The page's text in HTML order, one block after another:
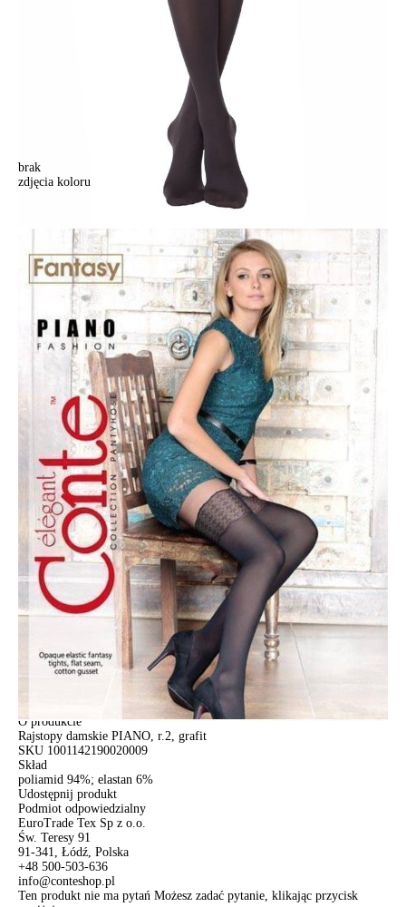
brak
zdjęcia koloru
Rajstopy damskie FANTASY PIANO, r. 2, grafit
Rajstopy damskie FANTASY PIANO, r. 2, grafit
BRAK
ZDJĘCIA
BRAK
Tabela rozmiarów
+
DODAJ DO KOSZYKA
Jak złożyć zamówienie
POWIADOM MNIE O DOSTĘPNOŚCI
ПОЛУЧИТЬ ПО EMAIL
Dostawa
Kurier,
darmowa od 99 zł
czas dostawy: 1-2 dni robocze
Paczkomaty InPost 24/7,darmowa od 50 zł
czas dostawy: 1-2 dni robocze
Odbiór osobisty
w sklepie Conte (Łodz)
pn.- czw. 8:00 - 16:00, pt. 8:00 - 14:00
Opis produktu
O produkcie
Rajstopy damskie PIANO, r.2, grafit
SKU 1001142190020009
Skład
poliamid 94%; elastan 6%
Udostępnij produkt
Podmiot odpowiedzialny
EuroTrade Tex Sp z o.o.
Św. Teresy 91
91-341, Łódź, Polska
+48 500-503-636
info@conteshop.pl
Ten produkt nie ma pytań Możesz zadać pytanie, klikając przycisk